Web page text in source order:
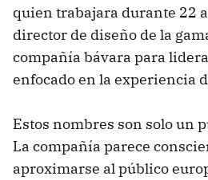
quien trabajara durante 22
director de diseño de la
compañía bávara para
enfocado en la experiencia
Estos nombres son solo un
La compañía parece
aproximarse al público